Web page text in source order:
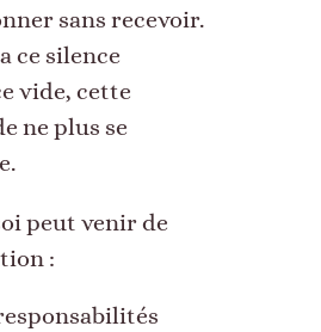
sans recevoir.
ce silence
vide, cette
ne plus se
peut venir de
: